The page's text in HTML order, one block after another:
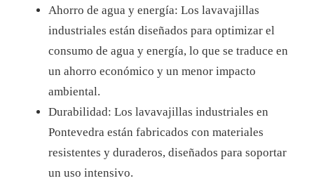
Ahorro de agua y energía: Los lavavajillas
industriales están diseñados para optimizar el
consumo de agua y energía, lo que se traduce en
un ahorro económico y un menor impacto
ambiental.
Durabilidad: Los lavavajillas industriales en
Pontevedra están fabricados con materiales
resistentes y duraderos, diseñados para soportar
un uso intensivo.